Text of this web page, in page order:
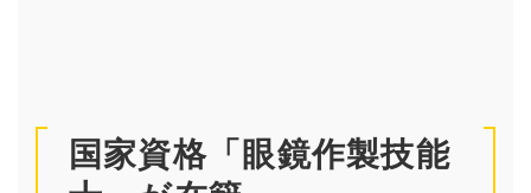
国家資格「眼鏡作製技能